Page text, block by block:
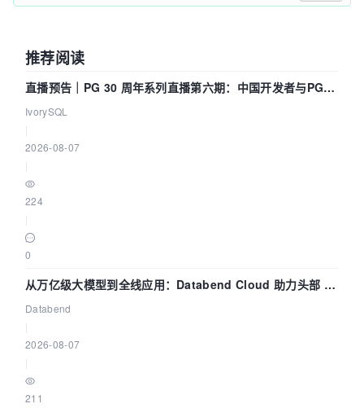
推荐阅读
直播预告｜PG 30 周年系列直播第六期：中国开发者与PG内
核——我们改得动吗？我们贡献了什么？
IvorySQL
2026-08-07
224
0
从万亿级大模型到全线应用：Databend Cloud 助力头部 AI
企业构建全链路 Trace 数据管道
Databend
2026-08-07
211